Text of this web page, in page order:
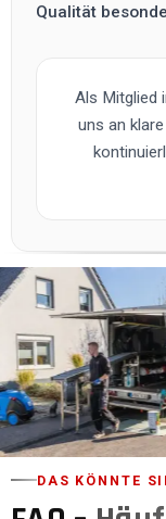
Qualität
Als Mitglied
uns an
DAS KÖNNTE